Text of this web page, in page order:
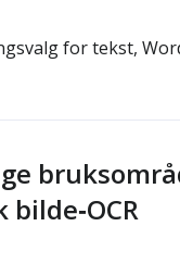
for tekst,